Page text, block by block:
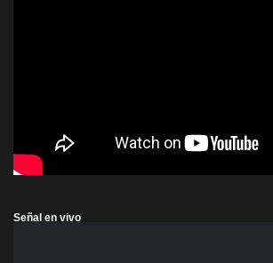
Señal en vivo